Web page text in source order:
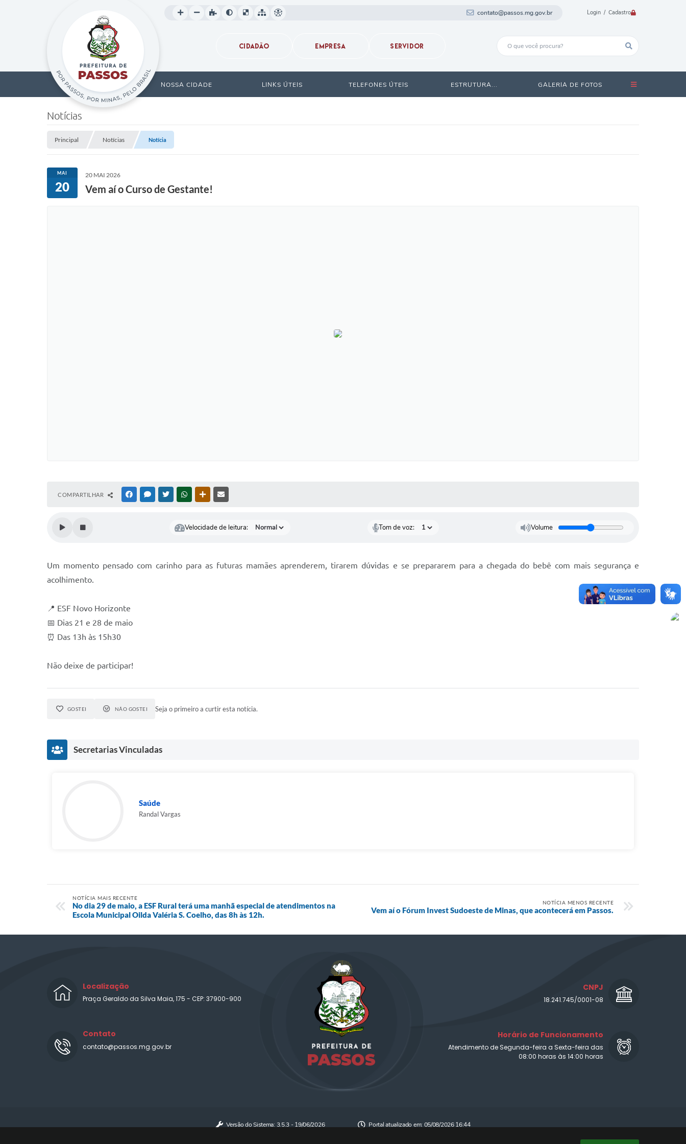
Login / Cadastro
contato@passos.mg.gov.br
CIDADÃO EMPRESA SERVIDOR
NOSSA CIDADE LINKS ÚTEIS TELEFONES ÚTEIS ESTRUTURA... GALERIA DE FOTOS
Notícias
Principal Notícias Notícia
MAI
20
20 MAI 2026
Vem aí o Curso de Gestante!
COMPARTILHAR FACEBOOKMESSENGER
TWITTERWHATSAPPOUTRAS MÍDIAS
Velocidade de leitura: Tom de voz: Volume
Um momento pensado com carinho para as futuras mamães aprenderem, tirarem dúvidas e se prepararem para a chegada do bebê com mais segurança e
acolhimento.
📍 ESF Novo Horizonte
📅 Dias 21 e 28 de maio
⏰ Das 13h às 15h30
Não deixe de participar!
GOSTEI NÃO GOSTEI Seja o primeiro a curtir esta notícia.
Secretarias Vinculadas
Saúde
Randal Vargas
NOTÍCIA MAIS RECENTE
No dia 29 de maio, a ESF Rural terá uma manhã especial de atendimentos na
Escola Municipal Oilda Valéria S. Coelho, das 8h às 12h.
NOTÍCIA MENOS RECENTE
Vem aí o Fórum Invest Sudoeste de Minas, que acontecerá em Passos.
Localização
Praça Geraldo da Silva Maia, 175 - CEP: 37900-900
Contato
contato@passos.mg.gov.br
CNPJ
18.241.745/0001-08
Horário de Funcionamento
Atendimento de Segunda-feira a Sexta-feira das
08:00 horas às 14:00 horas
Versão do Sistema: 3.5.3 - 19/06/2026 Portal atualizado em: 05/08/2026 16:44